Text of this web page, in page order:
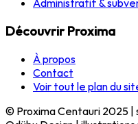
Administratif &
Découvrir Proxima
À propos
Contact
Voir tout le plan du
© Proxima Centauri 2025